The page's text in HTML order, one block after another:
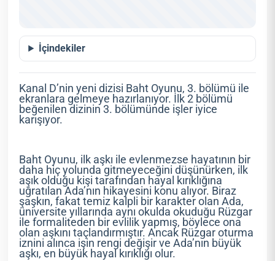
İçindekiler
Kanal D’nin yeni dizisi Baht Oyunu, 3. bölümü ile
ekranlara gelmeye hazırlanıyor. İlk 2 bölümü
beğenilen dizinin 3. bölümünde işler iyice
karışıyor.
Baht Oyunu, ilk aşkı ile evlenmezse hayatının bir
daha hiç yolunda gitmeyeceğini düşünürken, ilk
aşık olduğu kişi tarafından hayal kırıklığına
uğratılan Ada’nın hikayesini konu alıyor. Biraz
şaşkın, fakat temiz kalpli bir karakter olan Ada,
üniversite yıllarında aynı okulda okuduğu Rüzgar
ile formaliteden bir evlilik yapmış, böylece ona
olan aşkını taçlandırmıştır. Ancak Rüzgar oturma
iznini alınca işin rengi değişir ve Ada’nın büyük
aşkı, en büyük hayal kırıklığı olur.